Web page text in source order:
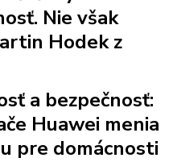
Nie však
Hodek z
a bezpečnosť:
Huawei menia
pre domácnosti